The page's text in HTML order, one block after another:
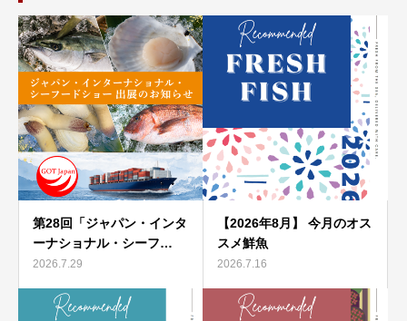
第28回「ジャパン・インタ
ーナショナル・シーフ…
2026.7.29
【2026年8月】 今月のオス
スメ鮮魚
2026.7.16